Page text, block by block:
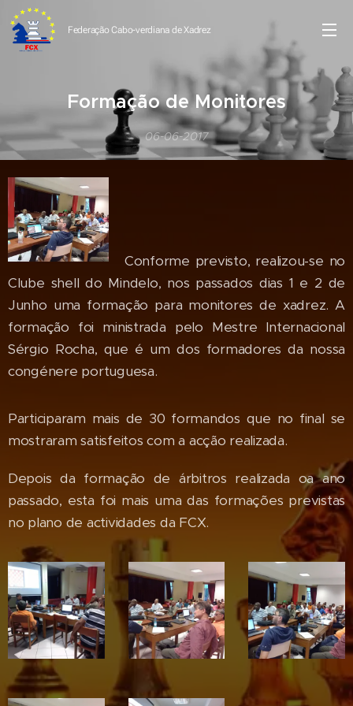
Federação Cabo-verdiana deXadrez
Formação de Monitores
06-06-2017
Conforme previsto, realizou-se no
Clube shell do Mindelo, nos passados dias 1 e 2 de
Junho uma formação para monitores de xadrez. A
formação foi ministrada pelo Mestre Internacional
Sérgio Rocha, que é um dos formadores da nossa
congénere portuguesa.
Participaram mais de 30 formandos que no final se
mostraram satisfeitos com a acção realizada.
Depois da formação de árbitros realizada oa ano
passado, esta foi mais uma das formações previstas
no plano de actividades da FCX.